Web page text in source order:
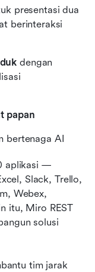
presentasi dua
berinteraksi
dengan
papan
bertenaga AI
aplikasi —
Slack, Trello,
Webex,
itu, Miro REST
solusi
tim jarak